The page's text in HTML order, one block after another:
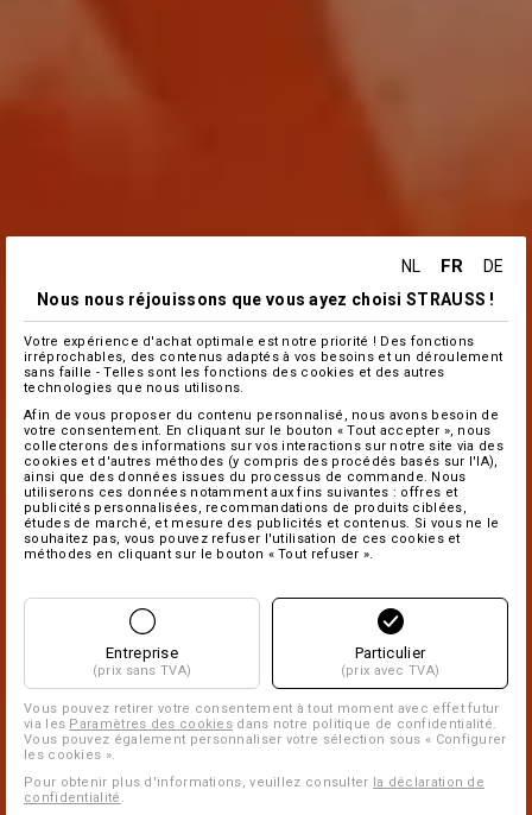
NL FR
DE
Nous nous réjouissons que vous ayez choisi STRAUSS !
Votre expérience d'achat optimale est notre priorité ! Des fonctions
irréprochables, des contenus adaptés à vos besoins et un déroulement
sans faille - Telles sont les fonctions des cookies et des autres
technologies que nous utilisons.
Afin de vous proposer du contenu personnalisé, nous avons besoin de
votre consentement. En cliquant sur le bouton « Tout accepter », nous
collecterons des informations sur vos interactions sur notre site via des
cookies et d'autres méthodes (y compris des procédés basés sur l'IA),
ainsi que des données issues du processus de commande. Nous
utiliserons ces données notamment aux fins suivantes : offres et
publicités personnalisées, recommandations de produits ciblées,
études de marché, et mesure des publicités et contenus. Si vous ne le
souhaitez pas, vous pouvez refuser l'utilisation de ces cookies et
méthodes en cliquant sur le bouton « Tout refuser ».
Entreprise
(prix sans TVA)
Particulier
(prix avec TVA)
Vous pouvez retirer votre consentement à tout moment avec effet futur
via les Paramètres des cookies dans notre politique de confidentialité.
Vous pouvez également personnaliser votre sélection sous « Configurer
les cookies ».
Pour obtenir plus d'informations, veuillez consulter la déclaration de
confidentialité